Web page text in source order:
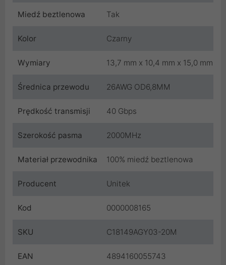
Miedź beztlenowa Tak
Kolor Czarny
Wymiary 13,7 mm x 10,4 mm x 15,0 mm
Średnica przewodu 26AWG OD6,8MM
Prędkość transmisji 40 Gbps
Szerokość pasma 2000MHz
Materiał przewodnika 100% miedź beztlenowa
Producent Unitek
Kod 0000008165
SKU C18149AGY03-20M
EAN 4894160055743